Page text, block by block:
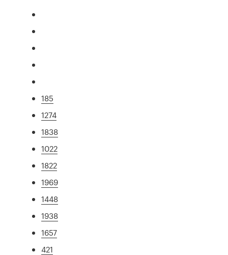
185
1274
1838
1022
1822
1969
1448
1938
1657
421